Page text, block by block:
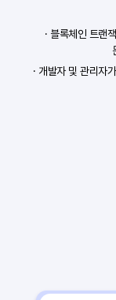
· 블록체인 트랜
· 개발자 및 관리자